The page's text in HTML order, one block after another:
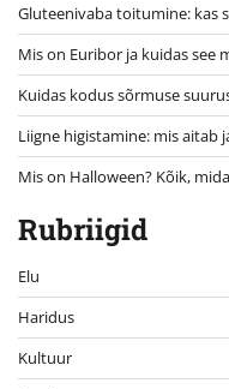
Gluteenivaba toitumine: kas
Mis on Euribor ja kuidas see
Kuidas kodus sõrmuse
Liigne higistamine: mis aitab
Mis on Halloween? Kõik,
Rubriigid
Elu
Haridus
Kultuur